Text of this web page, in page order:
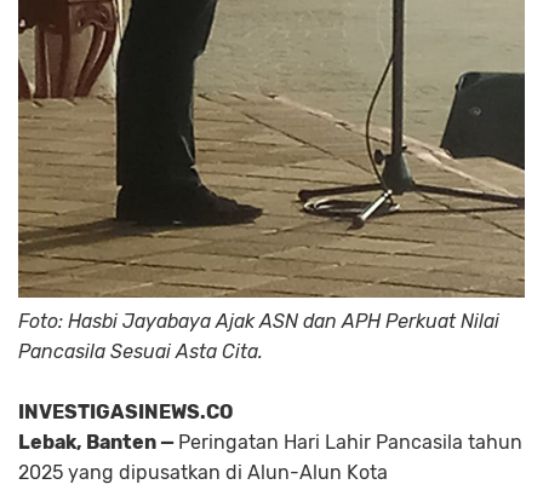
Foto: Hasbi Jayabaya Ajak ASN dan APH Perkuat Nilai
Pancasila Sesuai Asta Cita.
INVESTIGASINEWS.CO
Lebak, Banten — Peringatan Hari Lahir Pancasila tahun
2025 yang dipusatkan di Alun-Alun Kota